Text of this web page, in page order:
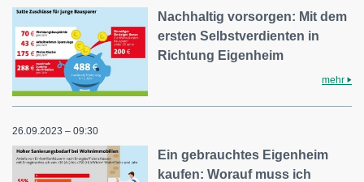
Nachhaltig vorsorgen: Mit dem
ersten Selbstverdienten in
Richtung Eigenheim
mehr
26.09.2023 – 09:30
Ein gebrauchtes Eigenheim
kaufen: Worauf muss ich